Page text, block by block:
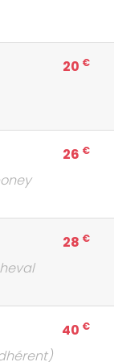
20 €
26 €
28 €
40 €